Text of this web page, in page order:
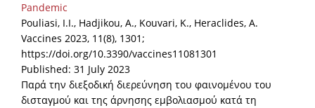
EKT Websites
Projects
Services
Publications
Pandemic
Pouliasi, I.I., Hadjikou, A., Kouvari, K., Heraclides, A.
Vaccines 2023, 11(8), 1301;
https://doi.org/10.3390/vaccines11081301
Published: 31 July 2023
Παρά την διεξοδική διερεύνηση του φαινομένου του
δισταγμού και της άρνησης εμβολιασμού κατά τη